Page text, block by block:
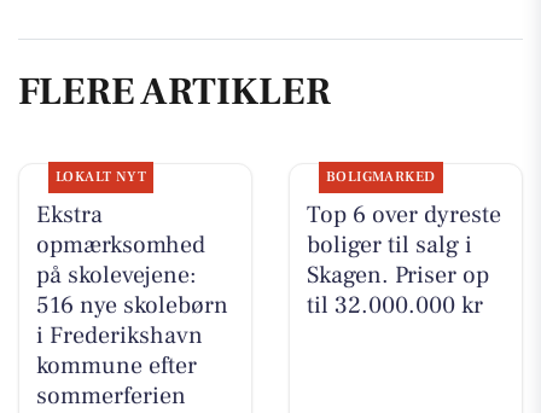
FLERE ARTIKLER
LOKALT NYT
Ekstra
opmærksomhed
på skolevejene:
516 nye skolebørn
i Frederikshavn
kommune efter
sommerferien
BOLIGMARKED
Top 6 over dyreste
boliger til salg i
Skagen. Priser op
til 32.000.000 kr